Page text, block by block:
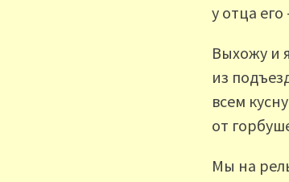
у отца
Выхожу и
из
всем
от
Мы на